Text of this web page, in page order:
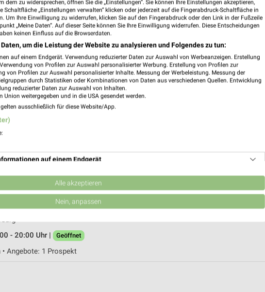
Marburg
- 20:00 Uhr | Geöffnet
3
- 20:00 Uhr |
Geöffnet
• Angebote: 1 Prospekt
dem zu widersprechen, öffnen Sie die „Einstellungen“. Sie können Ihre Einstellungen akzeptieren,
Schaltfläche „Einstellungen verwalten“ klicken oder jederzeit auf die Fingerabdruck-Schaltfläche in
Um Ihre Einwilligung zu widerrufen, klicken Sie auf den Fingerabdruck oder den Link in der Fußzeile
„Meine Daten“. Auf dieser Seite können Sie Ihre Einwilligung widerrufen. Diese Entscheidungen
keinen Einfluss auf die Browserdaten.
um die Leistung der Website zu analysieren und Folgendes zu tun:
auf einem Endgerät. Verwendung reduzierter Daten zur Auswahl von Werbeanzeigen. Erstellung
von Profilen zur Auswahl personalisierter Werbung. Erstellung von Profilen zur
von Profilen zur Auswahl personalisierter Inhalte. Messung der Werbeleistung. Messung der
durch Statistiken oder Kombinationen von Daten aus verschiedenen Quellen. Entwicklung
reduzierter Daten zur Auswahl von Inhalten.
weitergegeben und in die USA gesendet werden.
ausschließlich für diese Website/App.
auf einem Endgerät
Auswahl von Werbeanzeigen
Werbung
von Inhalten
Alle akzeptieren
Nein, anpassen